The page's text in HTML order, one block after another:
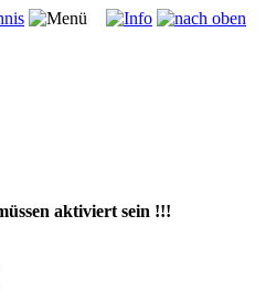
aktiviert sein !!!